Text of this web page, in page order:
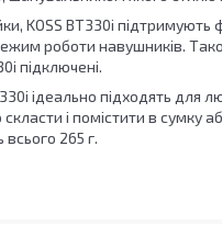
KOSS BT330i
роботи навушників.
підключені.
ідеально підходять для
і помістити в сумку
265 г.